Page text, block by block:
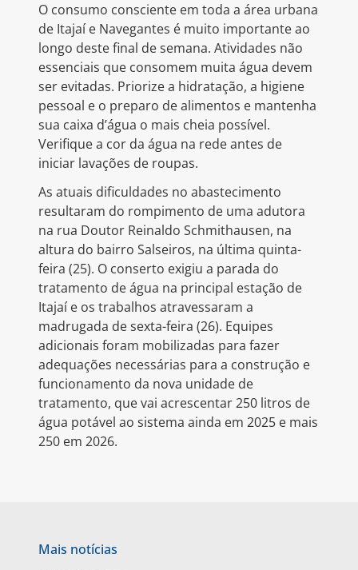
O consumo consciente em toda a área urbana
de Itajaí e Navegantes é muito importante ao
longo deste final de semana. Atividades não
essenciais que consomem muita água devem
ser evitadas. Priorize a hidratação, a higiene
pessoal e o preparo de alimentos e mantenha
sua caixa d’água o mais cheia possível.
Verifique a cor da água na rede antes de
iniciar lavações de roupas.
As atuais dificuldades no abastecimento
resultaram do rompimento de uma adutora
na rua Doutor Reinaldo Schmithausen, na
altura do bairro Salseiros, na última quinta-
feira (25). O conserto exigiu a parada do
tratamento de água na principal estação de
Itajaí e os trabalhos atravessaram a
madrugada de sexta-feira (26). Equipes
adicionais foram mobilizadas para fazer
adequações necessárias para a construção e
funcionamento da nova unidade de
tratamento, que vai acrescentar 250 litros de
água potável ao sistema ainda em 2025 e mais
250 em 2026.
Mais notícias